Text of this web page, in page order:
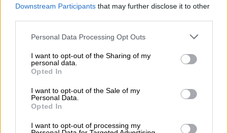
Downstream Participants that may further disclose it to other
Please note that this website/app uses one or more Google
not limited to your visit or usage behaviour. You may click to
grant or deny consent to Google and its third-party tags to
use your data for below specified purposes in below Google
consent section.
Personal Data Processing Opt Outs
I want to opt-out of the Sharing of my
personal data.
Opted In
I want to opt-out of the Sale of my
Personal Data.
Opted In
I want to opt-out of processing my